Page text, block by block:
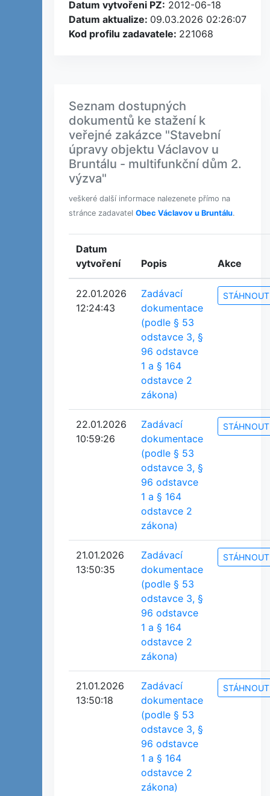
Datum vytvořeni PZ: 2012-06-18
Datum aktualize: 09.03.2026 02:26:07
Kod profilu zadavatele: 221068
Seznam dostupných
dokumentů ke stažení k
veřejné zakázce "Stavební
úpravy objektu Václavov u
Bruntálu - multifunkční dům 2.
výzva"
veškeré další informace nalezenete přímo na
stránce zadavatel Obec Václavov u Bruntálu.
Datum
vytvoření
Popis Akce
22.01.2026
12:24:43
Zadávací
dokumentace
(podle § 53
odstavce 3, §
96 odstavce
1 a § 164
odstavce 2
zákona)
STÁHNOUT
22.01.2026
10:59:26
Zadávací
dokumentace
(podle § 53
odstavce 3, §
96 odstavce
1 a § 164
odstavce 2
zákona)
STÁHNOUT
21.01.2026
13:50:35
Zadávací
dokumentace
(podle § 53
odstavce 3, §
96 odstavce
1 a § 164
odstavce 2
zákona)
STÁHNOUT
21.01.2026
13:50:18
Zadávací
dokumentace
(podle § 53
odstavce 3, §
96 odstavce
1 a § 164
odstavce 2
zákona)
STÁHNOUT